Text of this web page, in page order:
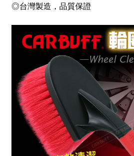
◎台灣製造，品質保證